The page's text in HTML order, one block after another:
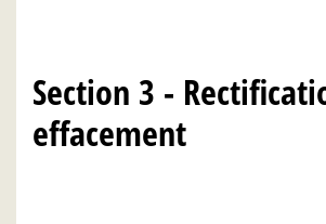
Section 3 -
effacement